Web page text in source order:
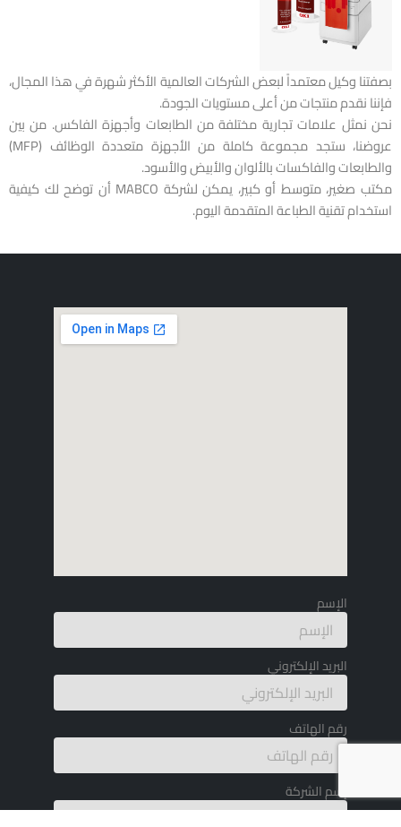
بصفتنا وكيل معتمداً لبعض الشركات العالمية الأكثر شهرة في هذا المجال،
فإننا نقدم منتجات من أعلى مستويات الجودة.
نحن نمثل علامات تجارية مختلفة من الطابعات وأجهزة الفاكس. من بين
عروضنا، ستجد مجموعة كاملة من الأجهزة متعددة الوظائف (MFP)
والطابعات والفاكسات بالألوان والأبيض والأسود.
مكتب صغير، متوسط ​​أو كبير، يمكن لشركة MABCO أن توضح لك كيفية
استخدام تقنية الطباعة المتقدمة اليوم.
الإسم
البريد الإلكتروني
رقم الهاتف
إسم الشركة